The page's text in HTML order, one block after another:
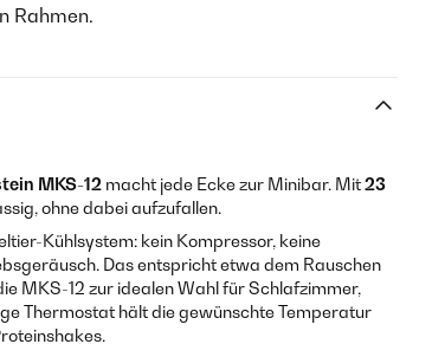
Rahmen.
MKS-12 macht jede Ecke zur Minibar. Mit23
ohne dabei aufzufallen.
Kühlsystem: kein Kompressor, keine
Das entspricht etwa dem Rauschen
MKS-12 zur idealen Wahl für Schlafzimmer,
Thermostat hält die gewünschte Temperatur